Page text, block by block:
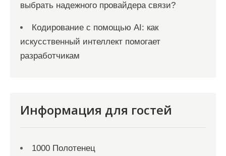
выбрать надежного провайдера связи?
Кодирование с помощью AI: как
искусственный интеллект помогает
разработчикам
Информация для гостей
1000 Полотенец